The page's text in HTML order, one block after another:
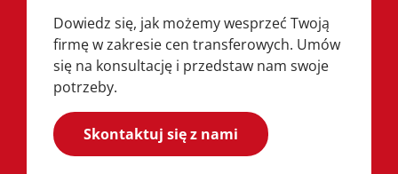
Dowiedz się, jak możemy wesprzeć Twoją
firmę w zakresie cen transferowych. Umów
się na konsultację i przedstaw nam swoje
potrzeby.
Skontaktuj się z nami